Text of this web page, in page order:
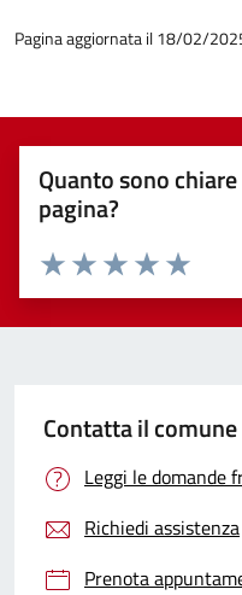
Pagina aggiornata il 18/02/
Quanto sono
pagina?
Valuta 5
Valuta 4
Valuta 3 stelle
Valuta 2 stelle su 5
Valuta 1 stelle su 5
Contatta il comune
Leggi le domande
Richiedi assistenza
Prenota